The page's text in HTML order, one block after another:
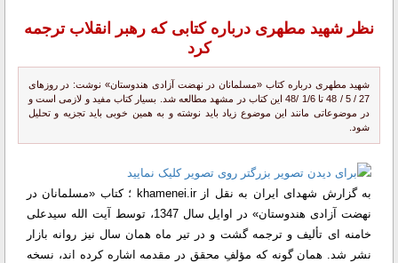
نظر شهید مطهری درباره كتابی كه رهبر انقلاب ترجمه
كرد
شهید مطهری درباره كتاب «مسلمانان در نهضت آزادی هندوستان» نوشت: در روزهای
27 / 5 / 48 تا 1/6 /48 این كتاب در مشهد مطالعه شد. بسیار كتاب مفید و لازمی است و
در موضوعاتی مانند این موضوع زیاد باید نوشته و به همین خوبی باید تجزیه و تحلیل
شود.
به گزارش شهدای ایران به نقل از khamenei.ir ؛ كتاب «مسلمانان در
نهضت آزادی هندوستان» در اوایل سال 1347، توسط آیت الله سیدعلی
خامنه ای تألیف و ترجمه گشت و در تیر ماه همان سال نیز روانه بازار
نشر شد. همان گونه كه مؤلفِ محقق در مقدمه اشاره كرده اند، نسخه